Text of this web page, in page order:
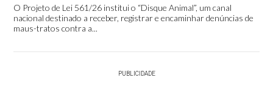
O Projeto de Lei 561/26 institui o “Disque Animal”, um canal
nacional destinado a receber, registrar e encaminhar denúncias de
maus-tratos contra a...
PUBLICIDADE